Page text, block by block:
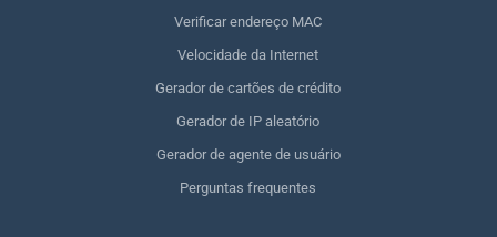
Verificar endereço MAC
Velocidade da Internet
Gerador de cartões de crédito
Gerador de IP aleatório
Gerador de agente de usuário
Perguntas frequentes